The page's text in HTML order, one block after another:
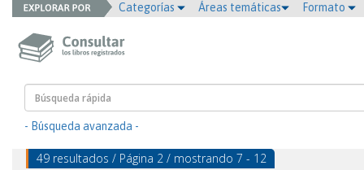
Categorías Áreas temáticas Formato
- Búsqueda avanzada -
49 resultados / Página 2 / mostrando 7 - 12